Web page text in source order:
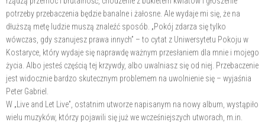
potrzeby przebaczenia będzie banalne i żałosne. Ale wydaje mi się, że na
dłuższą metę ludzie muszą znaleźć sposób. „Pokój zdarza się tylko
wówczas, gdy szanujesz prawa innych” – to cytat z Uniwersytetu Pokoju w
Kostaryce, który wydaje się naprawdę ważnym przesłaniem dla mnie i mojego
życia. Albo jesteś częścią tej krzywdy, albo uwalniasz się od niej. Przebaczenie
jest widocznie bardzo skutecznym problemem na uwolnienie się – wyjaśnia
Peter Gabriel.
W „Live and Let Live”, ostatnim utworze napisanym na nowy album, wystąpiło
wielu muzyków, którzy pojawili się już we wcześniejszych utworach, m.in.